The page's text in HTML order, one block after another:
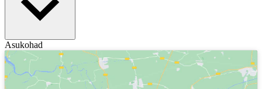
Asukohad